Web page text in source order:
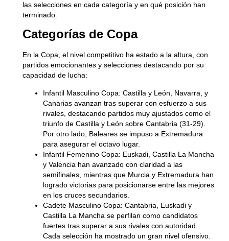
las selecciones en cada categoría y en qué posición han
terminado.
Categorías de Copa
En la Copa, el nivel competitivo ha estado a la altura, con
partidos emocionantes y selecciones destacando por su
capacidad de lucha:
Infantil Masculino Copa: Castilla y León, Navarra, y
Canarias avanzan tras superar con esfuerzo a sus
rivales, destacando partidos muy ajustados como el
triunfo de Castilla y León sobre Cantabria (31-29).
Por otro lado, Baleares se impuso a Extremadura
para asegurar el octavo lugar.
Infantil Femenino Copa: Euskadi, Castilla La Mancha
y Valencia han avanzado con claridad a las
semifinales, mientras que Murcia y Extremadura han
logrado victorias para posicionarse entre las mejores
en los cruces secundarios.
Cadete Masculino Copa: Cantabria, Euskadi y
Castilla La Mancha se perfilan como candidatos
fuertes tras superar a sus rivales con autoridad.
Cada selección ha mostrado un gran nivel ofensivo.